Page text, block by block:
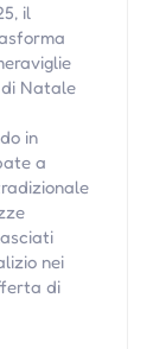
il
Natale
in
a
nei
di